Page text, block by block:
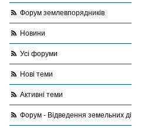
Форум землевпорядників
Новини
Усі форуми
Нові теми
Активні теми
Форум - Відведення земельних ділянок